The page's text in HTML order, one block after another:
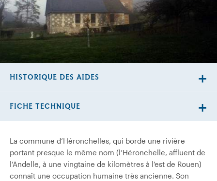
La commune d’Héronchelles, qui borde une rivière
portant presque le même nom (l’Héronchelle, affluent de
l’Andelle, à une vingtaine de kilomètres à l’est de Rouen)
connaît une occupation humaine très ancienne. Son
HISTORIQUE DES AIDES
FICHE TECHNIQUE